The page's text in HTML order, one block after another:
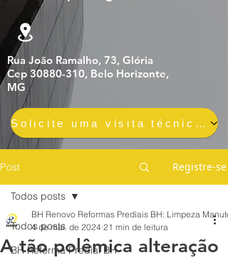
Rua João Ramalho, 73, Glória
Cep 30880-310, Belo Horizonte,
MG
Solicite uma visita técnica gratuita e sem compromisso
Post Registre-se
Todos posts
BH Reforma Predial BH
Todos posts
A tão polêmica alteração
BH Renovo Reformas Prediais BH: Limpeza
4 de mai. de 2024 21 min de leitura